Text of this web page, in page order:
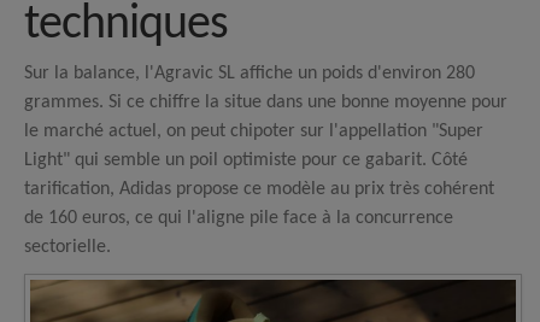
techniques
Sur la balance, l'Agravic SL affiche un poids d'environ 280
grammes. Si ce chiffre la situe dans une bonne moyenne pour
le marché actuel, on peut chipoter sur l'appellation "Super
Light" qui semble un poil optimiste pour ce gabarit. Côté
tarification, Adidas propose ce modèle au prix très cohérent
de 160 euros, ce qui l'aligne pile face à la concurrence
sectorielle.